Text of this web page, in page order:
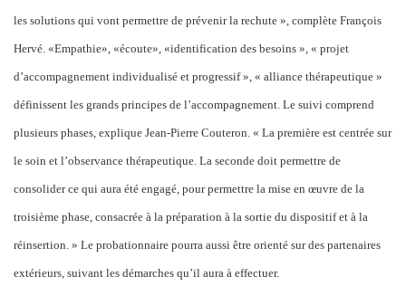
les solutions qui vont permettre de prévenir la rechute », complète François
Hervé. «Empathie», «écoute», «identification des besoins », « projet
d’accompagnement individualisé et progressif », « alliance thérapeutique »
définissent les grands principes de l’accompagnement. Le suivi comprend
plusieurs phases, explique Jean-Pierre Couteron. « La première est centrée sur
le soin et l’observance thérapeutique. La seconde doit permettre de
consolider ce qui aura été engagé, pour permettre la mise en œuvre de la
troisième phase, consacrée à la préparation à la sortie du dispositif et à la
réinsertion. » Le probationnaire pourra aussi être orienté sur des partenaires
extérieurs, suivant les démarches qu’il aura à effectuer.